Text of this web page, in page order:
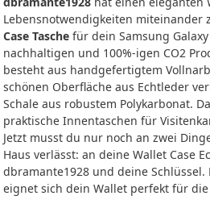
Lebensnotwendigkeiten miteinander
Case Tasche für dein Samsung
nachhaltigen und 100%-igen CO2
besteht aus handgefertigtem
schönen Oberfläche aus Echtleder
Schale aus robustem Polykarbonat.
praktische Innentaschen für
Jetzt musst du nur noch an zwei
Haus verlässt: an deine Wallet Case
dbramante1928 und deine
eignet sich dein Wallet perfekt für die